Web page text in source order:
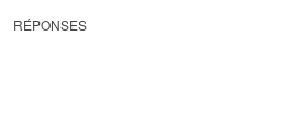
RÉPONSES